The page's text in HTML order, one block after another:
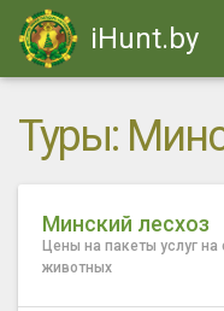
iHunt.by
Туры:
Минский лесхоз
Цены на пакеты услуг на
животных